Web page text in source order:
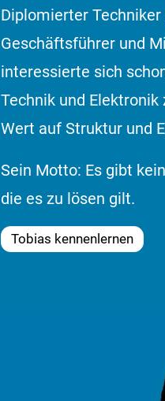
Diplomierter
Geschäftsführer und
interessierte sich
Technik und
Wert auf Struktur und
Sein Motto: Es gibt
die es zu lösen gilt.
Tobias kennenlernen